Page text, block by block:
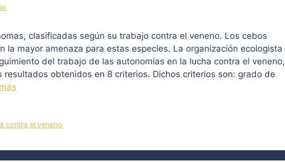
clasificadas según su trabajo contra el veneno. Los cebos
la mayor amenaza para estas especies. La organización ecologista
del trabajo de las autonomías en la lucha contra el veneno,
resultados obtenidos en 8 criterios. Dichos criterios son: grado de
contra el veneno